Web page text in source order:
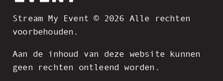
Stream My Event © 2026 Alle rechten
voorbehouden.
Aan de inhoud van deze website kunnen
geen rechten ontleend worden.